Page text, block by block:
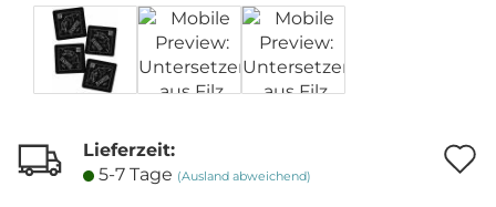
Lieferzeit:
5-7 Tage (Ausland abweichend)